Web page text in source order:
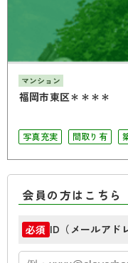
マンション
福岡市東区＊＊＊＊
写真充実
間取り有
オートロック
角部屋
会員の方はこちら
必須 ID（メールアド